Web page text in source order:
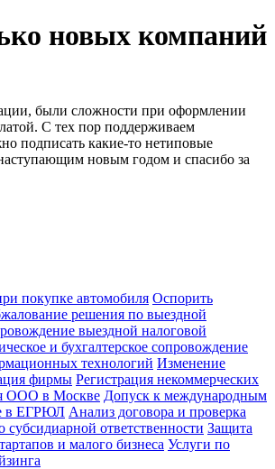
новых компаний
были сложности при оформлении
С тех пор поддерживаем
подписать какие-то нетиповые
новым годом и спасибо за
покупке автомобиля Оспорить
решения по выездной
выездной налоговой
и бухгалтерское сопровождение
технологий Изменение
фирмы Регистрация некоммерческих
ООО в Москве Допуск к международным
в ЕГРЮЛ Анализ договора и проверка
субсидиарной ответственности Защита
и малого бизнеса Услуги по